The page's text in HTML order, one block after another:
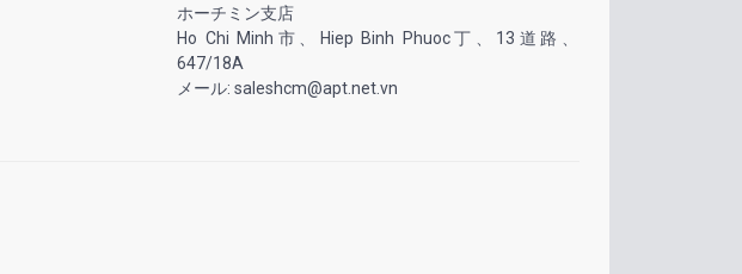
ホーチミン支店
Ho Chi Minh 市、 Hiep Binh Phuoc丁、 13道路
647/18A
メール: saleshcm@apt.net.vn